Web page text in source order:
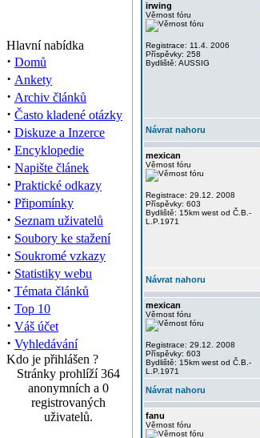
Hlavní nabídka
· Domů
· Ankety
· Archiv článků
· Často kladené otázky
· Diskuze a Inzerce
· Encyklopedie
· Napište článek
· Praktické odkazy
· Připomínky
· Seznam uživatelů
· Soubory ke stažení
· Soukromé vzkazy
· Statistiky webu
· Témata článků
· Top 10
· Váš účet
· Vyhledávání
Kdo je přihlášen ?
Stránky prohlíží 364
anonymních a 0
registrovaných
uživatelů.
irwing
Věrnost fóru
Registrace: 11.4. 2006
Příspěvky: 258
Bydliště: AUSSIG
Návrat nahoru
mexican
Věrnost fóru
Registrace: 29.12. 2008
Příspěvky: 603
Bydliště: 15km west od Č.B.-
L.P.1971
Návrat nahoru
mexican
Věrnost fóru
Registrace: 29.12. 2008
Příspěvky: 603
Bydliště: 15km west od Č.B.-
L.P.1971
Návrat nahoru
fanu
Věrnost fóru